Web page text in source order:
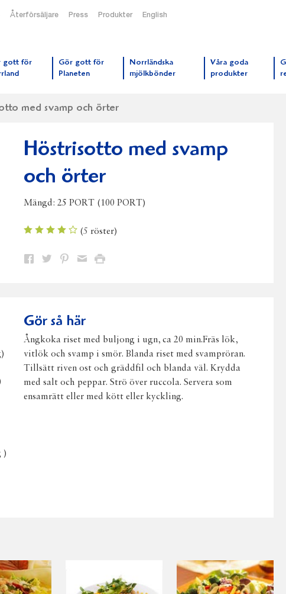
Återförsäljare Press Produkter English
gott för
Gör gott för
Planeten
Norrländska
mjölkbönder
Våra goda
produkter
med svamp och örter
Höstrisotto med svamp
och örter
Mängd:25 PORT (100 PORT)
(5 röster)
Dela Dela Dela DelaSkriv
)
Gör så här
Ångkoka riset med buljong i ugn, ca 20 min.Fräs lök,
vitlök och svamp i smör. Blanda riset med svampröran.
Tillsätt riven ost och gräddfil och blanda väl. Krydda
med salt och peppar. Strö över ruccola. Servera som
ensamrätt eller med kött eller kyckling.